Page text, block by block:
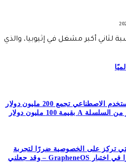
لثاني أكبر مشغل في إثيوبيا، والذي
شركة Simile الناشئة ذات المستخدم الاصطناعي تجمع 200 مليون دولار
تركز على الخصوصية ضررًا لتجربة
هاتفك المحمول”: أمضيت شهرًا في اختبار GrapheneOS – وقد جعلني